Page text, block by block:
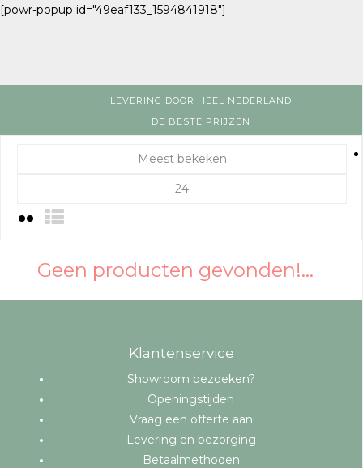
[powr-popup id="49eaf133_1594841918"]
LEVERING DOOR HEEL NEDERLAND
DE BESTE PRIJZEN
Meest bekeken
24
Geen producten gevonden!...
Klantenservice
Showroom bezoeken?
Openingstijden
Vraag een offerte aan
Levering en bezorging
Betaalmethoden